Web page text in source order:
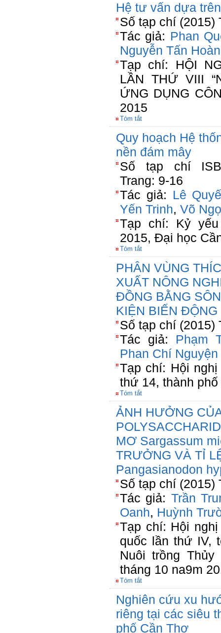
Hệ tư vấn dựa
Số tạp chí (2015)
Tác giả: Phan
Nguyễn Tấn
Tạp chí: HỘI
LẦN THỨ VIII
ỨNG DỤNG
2015
Tóm tắt
Quy hoạch Hệ
nền đám mây
Số tạp chí
Trang: 9-16
Tác giả: Lê
Yến Trinh, Võ
Tạp chí: Kỷ
2015, Đại học
Tóm tắt
PHÂN VÙNG
XUẤT NÔNG
ĐỒNG BẰNG
KIỆN BIẾN
Số tạp chí (2015)
Tác giả: Phạm
Phan Chí Nguyện
Tạp chí: Hội
thứ 14, thành
Tóm tắt
ẢNH HƯỞNG
MƠ Sargassum
TRƯỞNG VÀ TỈ
Pangasianodon
Số tạp chí (2015)
Tác giả: Trần
Oanh, Huỳnh
Tạp chí: Hội
quốc lần thứ IV,
Nuôi trồng
tháng 10 na9m
Tóm tắt
Nghiên cứu xu
riêng tại các siêu
phố Cần Thơ